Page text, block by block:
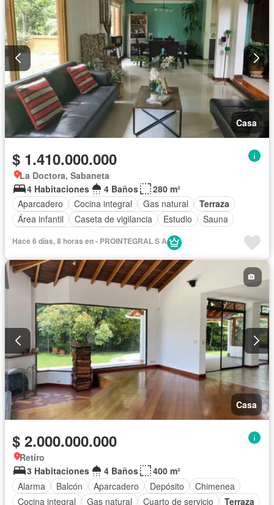
Casa
$ 1.410.000.000
La Doctora, Sabaneta
4 Habitaciones
4 Baños
280 m²
Aparcadero
Cocina integral Gas natural
Terraza
Área infantil
Caseta de vigilancia Estudio
Sauna
Hace 6 días, 8 horas en - PROINTEGRAL S A
Casa
$ 2.000.000.000
Retiro
3 Habitaciones
4 Baños
400 m²
Alarma
Balcón Aparcadero Depósito
Chimenea
Cocina integral
Gas natural Cuarto de servicio Terraza